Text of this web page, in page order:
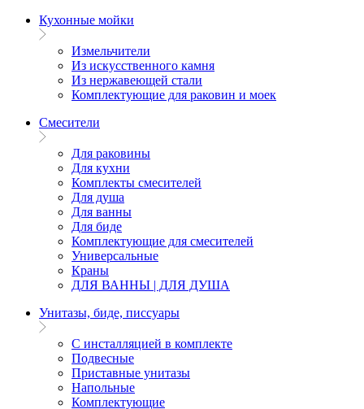
Кухонные мойки
Измельчители
Из искусственного камня
Из нержавеющей стали
Комплектующие для раковин и моек
Смесители
Для раковины
Для кухни
Комплекты смесителей
Для душа
Для ванны
Для биде
Комплектующие для смесителей
Универсальные
Краны
ДЛЯ ВАННЫ | ДЛЯ ДУША
Унитазы, биде, писсуары
С инсталляцией в комплекте
Подвесные
Приставные унитазы
Напольные
Комплектующие